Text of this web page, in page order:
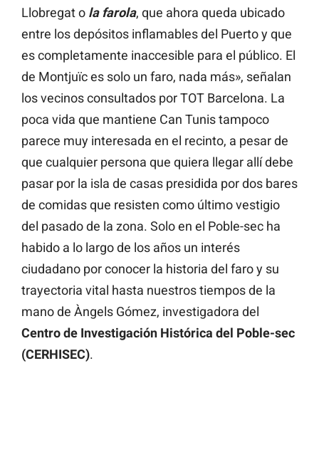
Llobregat o la farola, que ahora queda ubicado
entre los depósitos inflamables del Puerto y que
es completamente inaccesible para el público. El
de Montjuïc es solo un faro, nada más», señalan
los vecinos consultados por TOT Barcelona. La
poca vida que mantiene Can Tunis tampoco
parece muy interesada en el recinto, a pesar de
que cualquier persona que quiera llegar allí debe
pasar por la isla de casas presidida por dos bares
de comidas que resisten como último vestigio
del pasado de la zona. Solo en el Poble-sec ha
habido a lo largo de los años un interés
ciudadano por conocer la historia del faro y su
trayectoria vital hasta nuestros tiempos de la
mano de Àngels Gómez, investigadora del
Centro de Investigación Histórica del Poble-sec
(CERHISEC).